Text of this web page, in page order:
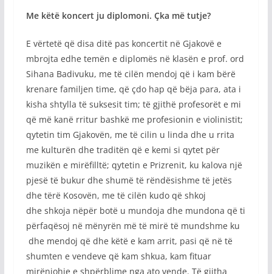
Me këtë koncert ju diplomoni. Çka më tutje?
E vërtetë që disa ditë pas koncertit në Gjakovë e
mbrojta edhe temën e diplomës në klasën e prof. ord
Sihana Badivuku, me të cilën mendoj që i kam bërë
krenare familjen time, që çdo hap që bëja para, ata i
kisha shtylla të suksesit tim; të gjithë profesorët e mi
që më kanë rritur bashkë me profesionin e violinistit;
qytetin tim Gjakovën, me të cilin u linda dhe u rrita
me kulturën dhe traditën që e kemi si qytet për
muzikën e mirëfilltë; qytetin e Prizrenit, ku kalova një
pjesë të bukur dhe shumë të rëndësishme të jetës
dhe tërë Kosovën, me të cilën kudo që shkoj
dhe shkoja nëpër botë u mundoja dhe mundona që ti
përfaqësoj në mënyrën më të mirë të mundshme ku
dhe mendoj që dhe këtë e kam arrit, pasi që në të
shumten e vendeve që kam shkua, kam fituar
mirënjohje e shpërblime nga ato vende. Të gjitha